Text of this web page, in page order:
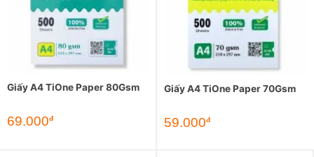
Giấy A4 TiOne Paper 80Gsm
Giá
gốc
69.000đGiá
Giấy A4 TiOne Paper 70Gsm
Giá
gốc
59.000đGiá